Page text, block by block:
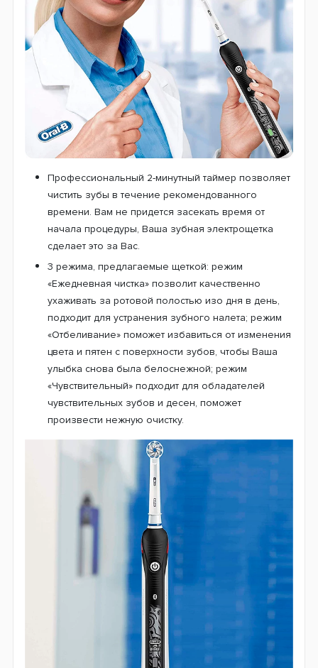
Профессиональный 2-минутный таймер позволяет
чистить зубы в течение рекомендованного
времени. Вам не придется засекать время от
начала процедуры, Ваша зубная электрощетка
сделает это за Вас.
3 режима, предлагаемые щеткой: режим
«Ежедневная чистка» позволит качественно
ухаживать за ротовой полостью изо дня в день,
подходит для устранения зубного налета; режим
«Отбеливание» поможет избавиться от изменения
цвета и пятен с поверхности зубов, чтобы Ваша
улыбка снова была белоснежной; режим
«Чувствительный» подходит для обладателей
чувствительных зубов и десен, поможет
произвести нежную очистку.